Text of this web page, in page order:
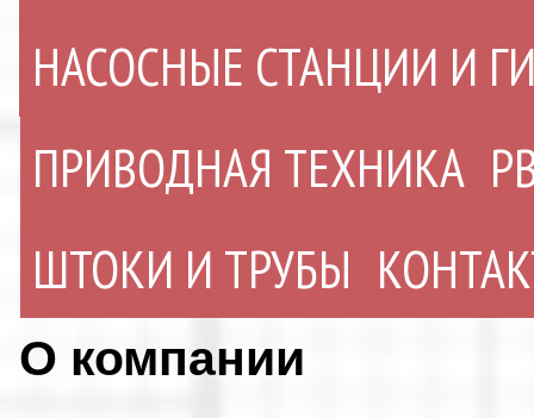
НАСОСНЫЕ СТАНЦИИ И
ПРИВОДНАЯ ТЕХНИКА
ШТОКИ И ТРУБЫ
О компании